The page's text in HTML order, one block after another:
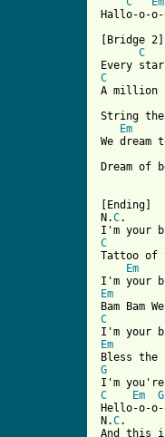
Hallo-o-
[Bridge 2]
C
C
A million
String
Em
We dream
Dream of
[Ending]
N.C.
C
Tattoo of
Em
Em
C
Em
G
C
Em
G
Hello-o-o-
N.C.
And this